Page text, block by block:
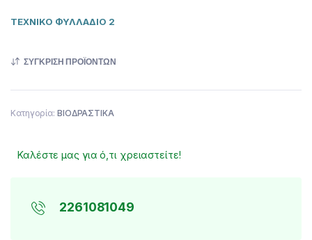
ΤΕΧΝΙΚΟ ΦΥΛΛΑΔΙΟ 2
ΣΎΓΚΡΙΣΗ ΠΡΟΪΌΝΤΩΝ
Κατηγορία: ΒΙΟΔΡΑΣΤΙΚΑ
Καλέστε μας για ό,τι χρειαστείτε!
2261081049